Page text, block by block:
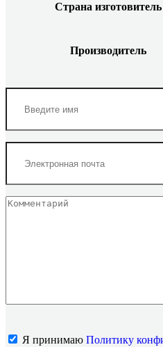
Страна изготовитель
Производитель
Я принимаю Политику